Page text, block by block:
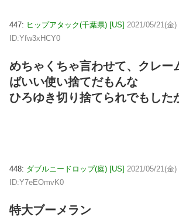
447: ヒップアタック(千葉県) [US] 2021/05/21(金
ID:Yfw3xHCY0
めちゃくちゃ言わせて、クレー
ばいい使い捨てだもんな
ひろゆき切り捨てられでもした
448: ダブルニードロップ(庭) [US] 2021/05/21(金
ID:Y7eEOmvK0
特大ブーメラン